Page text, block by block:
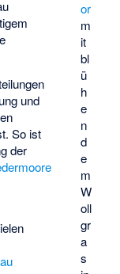
or
m
it
bl
ü
h
e
n
d
e
m
W
oll
gr
a
s
und
So ist
der